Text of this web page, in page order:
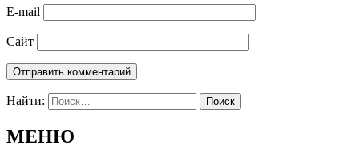
E-mail
Сайт
Найти:
МЕНЮ